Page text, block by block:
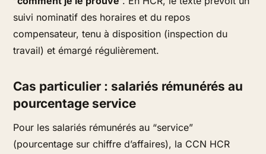
suivi nominatif des horaires et du repos
compensateur, tenu à disposition (inspection du
travail) et émargé régulièrement.
Cas particulier : salariés rémunérés au
pourcentage service
Pour les salariés rémunérés au “service”
(pourcentage sur chiffre d’affaires), la CCN HCR